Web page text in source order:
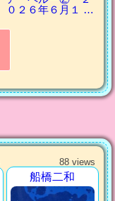
０２６年６月１ …
88 views
船橋二和